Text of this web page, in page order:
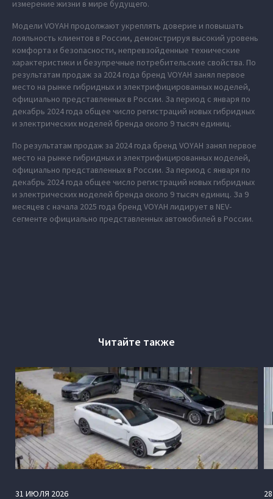
измерение жизни в мире будущего.
Модели VOYAH продолжают укреплять доверие и повышать
лояльность клиентов в России, демонстрируя высокий уровень
комфорта и безопасности, непревзойденные технические
характеристики и безупречные потребительские свойства. По
результатам продаж за 2024 года бренд VOYAH занял первое
место на рынке гибридных и электрифицированных моделей,
официально представленных в России. За период с января по
декабрь 2024 года общее число регистраций новых гибридных
и электрических моделей бренда около 9 тысяч единиц.
По результатам продаж за 2024 года бренд VOYAH занял первое
место на рынке гибридных и электрифицированных моделей,
официально представленных в России. За период с января по
декабрь 2024 года общее число регистраций новых гибридных
и электрических моделей бренда около 9 тысяч единиц. За 9
месяцев с начала 2025 года бренд VOYAH лидирует в NEV-
сегменте официально представленных автомобилей в России.
Читайте также
31 ИЮЛЯ 2026 28